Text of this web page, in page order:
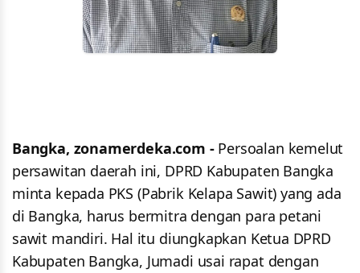
Bangka, zonamerdeka.com - Persoalan kemelut
persawitan daerah ini, DPRD Kabupaten Bangka
minta kepada PKS (Pabrik Kelapa Sawit) yang ada
di Bangka, harus bermitra dengan para petani
sawit mandiri. Hal itu diungkapkan Ketua DPRD
Kabupaten Bangka, Jumadi usai rapat dengan